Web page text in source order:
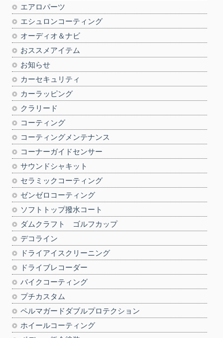
エアロパーツ
エシュロンコーティング
オーディオ＆ナビ
おススメアイテム
お知らせ
カーセキュリティ
カーラッピング
クラリード
コーティング
コーティングメンテナンス
コーナーガイドセンサー
サウンドシャキット
セラミックコーティング
ゼンゼロコーティング
ソフトトップ撥水コート
ダムクラフト ゴルフカップ
デコライン
ドライアイスクリーニング
ドライブレコーダー
バイクコーティング
プチカスタム
ペルマガードダブルプロテクション
ホイールコーティング